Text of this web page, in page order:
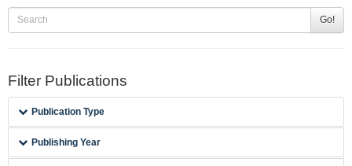
Go!
Filter Publications
Publication Type
Publishing Year